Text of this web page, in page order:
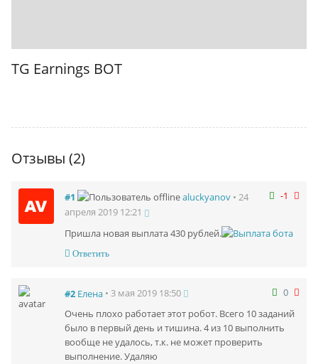
TG Earnings BOT
Отзывы (2)
-1
#1 aluckyanov • 24
апреля 2019 12:21
Пришла новая выплата 430 рублей.
Ответить
0
#2 Елена • 3 мая 2019 18:50
Очень плохо работает этот робот. Всего 10 заданий
было в первый день и тишина. 4 из 10 выполнить
вообще не удалось, т.к. не может проверить
выполнение. Удаляю